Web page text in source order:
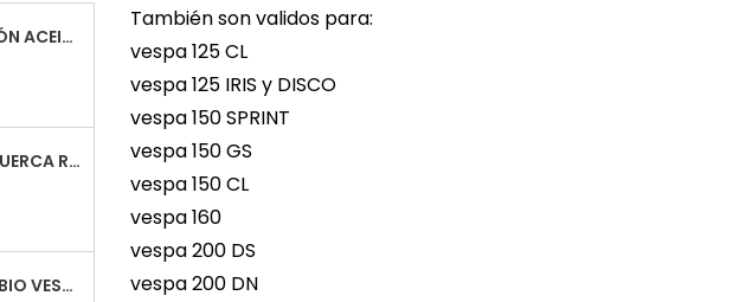
JUNTA TAPÓN ACEITE VESPA
PASADOR TUERCA RUEDA VESPA
CABLE CAMBIO VESPA
También son validos para:
vespa 125 CL
vespa 125 IRIS y DISCO
vespa 150 SPRINT
vespa 150 GS
vespa 150 CL
vespa 160
vespa 200 DS
vespa 200 DN